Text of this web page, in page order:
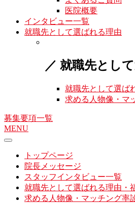
医院概要
インタビュー一覧
就職先として選ばれる理由
／ 就職先とし
就職先として選ば
求める人物像・マ
募集要項一覧
MENU
トップページ
院長メッセージ
スタッフインタビュー一覧
就職先として選ばれる理由・
求める人物像・マッチング率